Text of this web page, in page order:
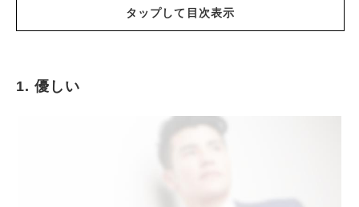
タップして目次表示
1. 優しい